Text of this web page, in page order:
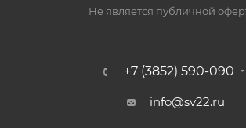
Не является публичной
+7 (3852) 590-090
info@sv22.ru